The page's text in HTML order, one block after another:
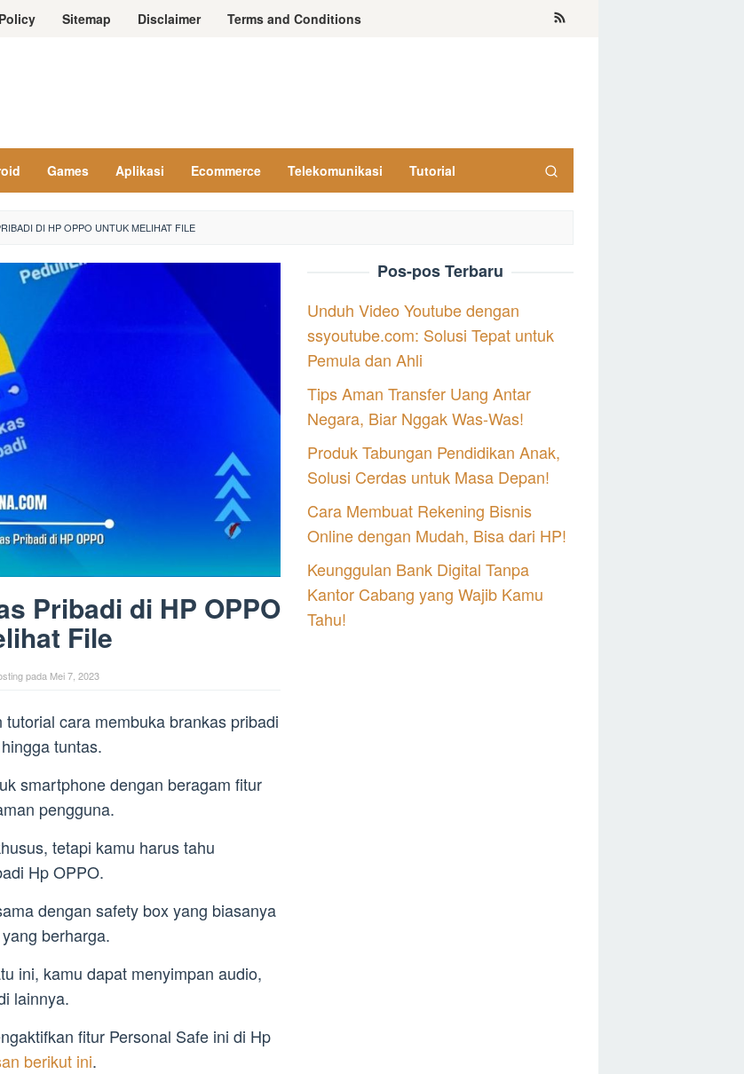
Sitemap Disclaimer Terms and Conditions
Games Aplikasi Ecommerce Telekomunikasi Tutorial
DI HP OPPO UNTUK MELIHAT FILE
Pribadi di HP OPPO
File
pada Mei 7, 2023
cara membuka brankas pribadi
tuntas.
smartphone dengan beragam fitur
pengguna.
tetapi kamu harus tahu
Hp OPPO.
dengan safety box yang biasanya
berharga.
ini, kamu dapat menyimpan audio,
lainnya.
fitur Personal Safe ini di Hp
berikut ini.
Pos-pos Terbaru
Unduh Video Youtube dengan
ssyoutube.com: Solusi Tepat untuk
Pemula dan Ahli
Tips Aman Transfer Uang Antar
Negara, Biar Nggak Was-Was!
Produk Tabungan Pendidikan Anak,
Solusi Cerdas untuk Masa Depan!
Cara Membuat Rekening Bisnis
Online dengan Mudah, Bisa dari HP!
Keunggulan Bank Digital Tanpa
Kantor Cabang yang Wajib Kamu
Tahu!